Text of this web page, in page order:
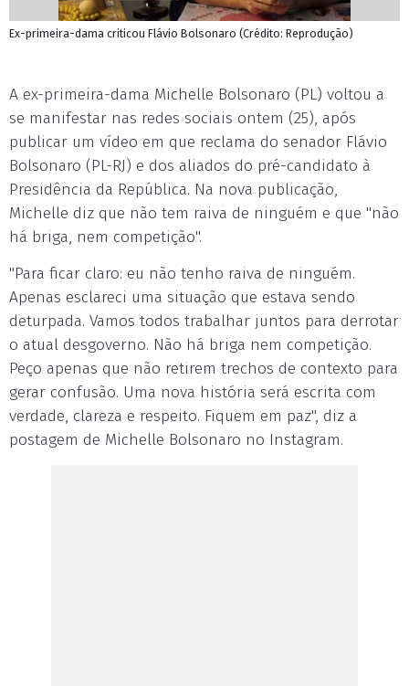
Ex-primeira-dama criticou Flávio Bolsonaro (Crédito: Reprodução)
A ex-primeira-dama Michelle Bolsonaro (PL) voltou a
se manifestar nas redes sociais ontem (25), após
publicar um vídeo em que reclama do senador Flávio
Bolsonaro (PL-RJ) e dos aliados do pré-candidato à
Presidência da República. Na nova publicação,
Michelle diz que não tem raiva de ninguém e que "não
há briga, nem competição".
"Para ficar claro: eu não tenho raiva de ninguém.
Apenas esclareci uma situação que estava sendo
deturpada. Vamos todos trabalhar juntos para derrotar
o atual desgoverno. Não há briga nem competição.
Peço apenas que não retirem trechos de contexto para
gerar confusão. Uma nova história será escrita com
verdade, clareza e respeito. Fiquem em paz", diz a
postagem de Michelle Bolsonaro no Instagram.